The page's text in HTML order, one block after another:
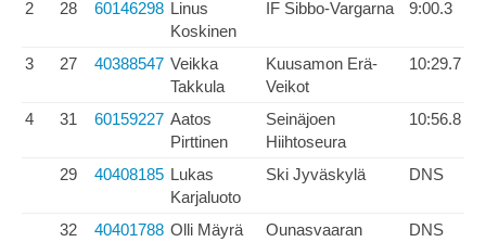
2 28 60146298 Linus
Koskinen
IF Sibbo-Vargarna 9:00.3
3 27 40388547 Veikka
Takkula
Kuusamon Erä-
Veikot
10:29.7
4 31 60159227 Aatos
Pirttinen
Seinäjoen
Hiihtoseura
10:56.8
29 40408185 Lukas
Karjaluoto
Ski Jyväskylä DNS
32 40401788 Olli Mäyrä
Ounasvaaran
DNS